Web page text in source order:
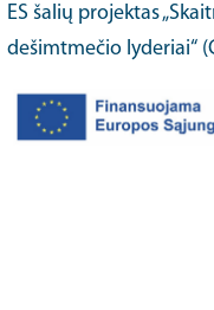
ES šalių projektas
dešimtmečio lyderiai“